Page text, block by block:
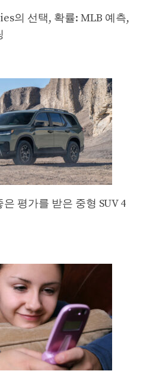
의 선택, 확률: MLB 예측,
평가를 받은 중형 SUV 4